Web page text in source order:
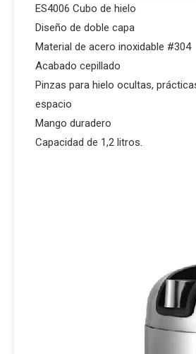
ES4006 Cubo de hielo
Diseño de doble capa
Material de acero inoxidable #304
Acabado cepillado
Pinzas para hielo ocultas,
espacio
Mango duradero
Capacidad de 1,2 litros.